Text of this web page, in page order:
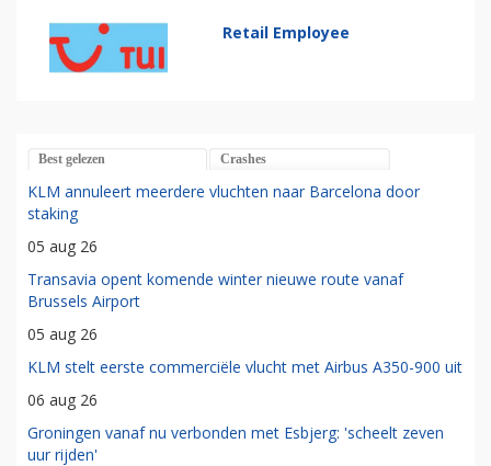
Retail Employee
Best gelezen Crashes
KLM annuleert meerdere vluchten naar Barcelona door
staking
05 aug 26
Transavia opent komende winter nieuwe route vanaf
Brussels Airport
05 aug 26
KLM stelt eerste commerciële vlucht met Airbus A350-900 uit
06 aug 26
Groningen vanaf nu verbonden met Esbjerg: 'scheelt zeven
uur rijden'